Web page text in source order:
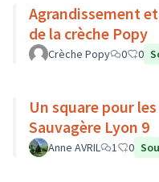
Agrandissement
de la crèche Popy
Crèche Popy 0 0
Un square pour
Sauvagère Lyon 9
Anne AVRIL 1 0